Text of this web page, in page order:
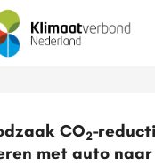
CO2-
met auto naar